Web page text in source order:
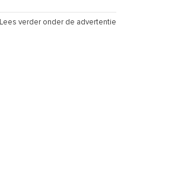
Lees verder onder de advertentie